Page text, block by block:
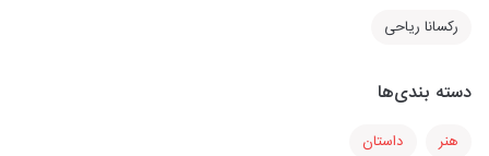
رکسانا ریاحی
دسته بندی‌ها
هنر داستان